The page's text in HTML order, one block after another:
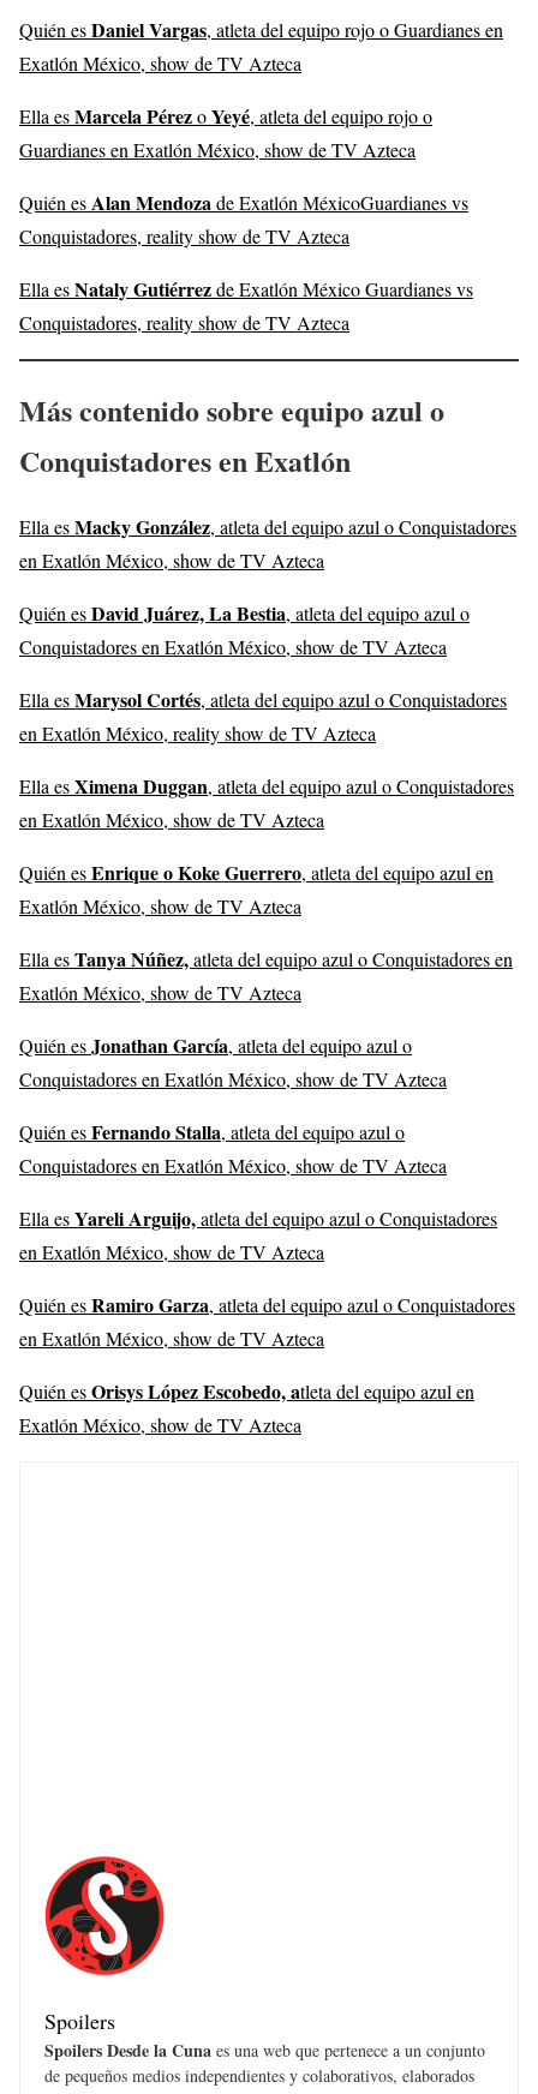
Quién esDaniel Vargas, atleta del equipo rojo o Guardianes en
Exatlón México, show de TV Azteca
Ella esMarcela PérezoYeyé, atleta del equipo rojo o
Guardianes en Exatlón México, show de TV Azteca
Quién esAlan Mendozade Exatlón MéxicoGuardianes vs
Conquistadores, reality show de TV Azteca
Ella esNataly Gutiérrezde Exatlón México Guardianes vs
Conquistadores, reality show de TV Azteca
Más contenido sobre equipo azul o
Conquistadores en Exatlón
Ella esMacky González, atleta del equipo azul o Conquistadores
en Exatlón México, show de TV Azteca
Quién esDavid Juárez, La Bestia, atleta del equipo azul o
Conquistadores en Exatlón México, show de TV Azteca
Ella esMarysol Cortés, atleta del equipo azul o Conquistadores
en Exatlón México, reality show de TV Azteca
Ella esXimena Duggan, atleta del equipo azul o Conquistadores
en Exatlón México, show de TV Azteca
Quién esEnrique o Koke Guerrero, atleta del equipo azul en
Exatlón México, show de TV Azteca
Ella esTanya Núñez,atleta del equipo azul o Conquistadores en
Exatlón México, show de TV Azteca
Quién esJonathan García, atleta del equipo azul o
Conquistadores en Exatlón México, show de TV Azteca
Quién esFernando Stalla, atleta del equipo azul o
Conquistadores en Exatlón México, show de TV Azteca
Ella esYareli Arguijo,atleta del equipo azul o Conquistadores
en Exatlón México, show de TV Azteca
Quién esRamiro Garza, atleta del equipo azul o Conquistadores
en Exatlón México, show de TV Azteca
Quién esOrisys López Escobedo, atleta del equipo azul en
Exatlón México, show de TV Azteca
Spoilers
Spoilers Desde la Cuna es una web que pertenece a un conjunto
de pequeños medios independientes y colaborativos, elaborados